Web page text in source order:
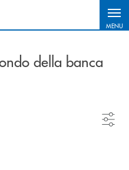
MENU
della banca